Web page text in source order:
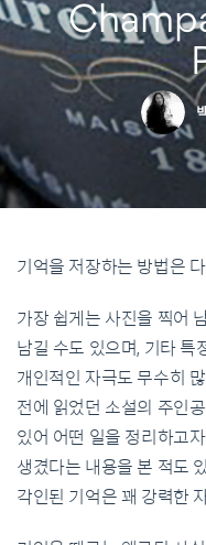
기억을 저장하는 방법은
가장 쉽게는 사진을 찍어
남길 수도 있으며, 기타 특
개인적인 자극도 무수히
전에 읽었던 소설의 주인
있어 어떤 일을 정리하고
생겼다는 내용을 본 적도
각인된 기억은 꽤 강력한